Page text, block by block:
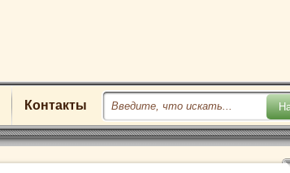
Контакты